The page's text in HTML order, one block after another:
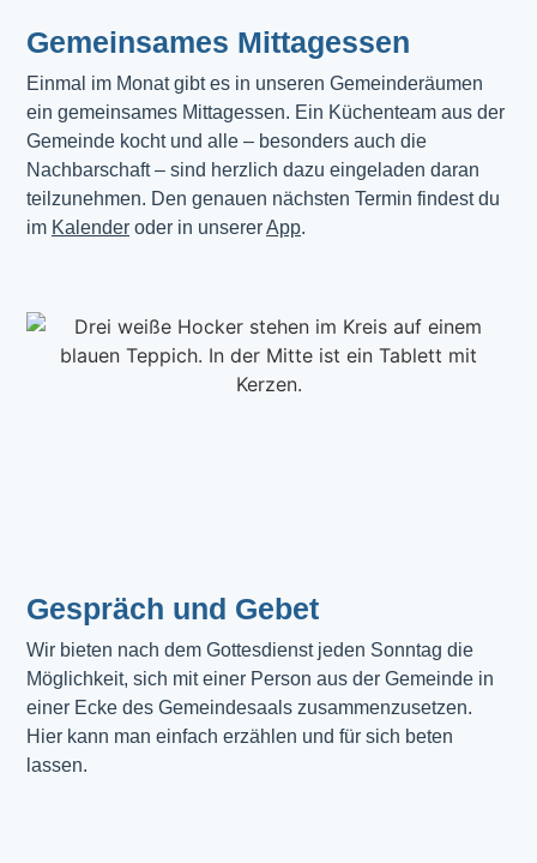
Gemeinsames Mittagessen
Einmal im Monat gibt es in unseren Gemeinderäumen
ein gemeinsames Mittagessen. Ein Küchenteam aus der
Gemeinde kocht und alle – besonders auch die
Nachbarschaft – sind herzlich dazu eingeladen daran
teilzunehmen. Den genauen nächsten Termin findest du
im Kalender oder in unserer App.
Gespräch und Gebet
Wir bieten nach dem Gottesdienst jeden Sonntag die
Möglichkeit, sich mit einer Person aus der Gemeinde in
einer Ecke des Gemeindesaals zusammenzusetzen.
Hier kann man einfach erzählen und für sich beten
lassen.